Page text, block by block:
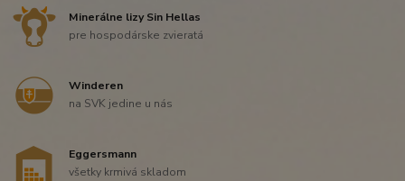
Minerálne lizy Sin Hellas
pre hospodárske zvieratá
Winderen
na SVK jedine u nás
Eggersmann
všetky krmivá skladom